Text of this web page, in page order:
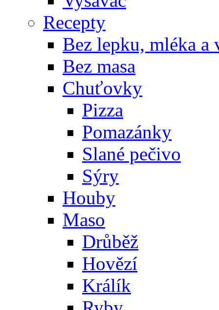
Recepty
Bez lepku, mléka a
Bez masa
Chuťovky
Pizza
Pomazánky
Slané pečivo
Sýry
Houby
Maso
Drůběž
Hovězí
Králík